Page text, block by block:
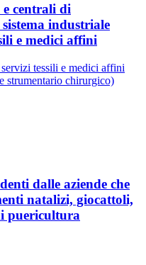
centrali di
industriale
e medici affini
tessili e medici affini
strumentario chirurgico)
dalle aziende che
natalizi, giocattoli,
puericultura